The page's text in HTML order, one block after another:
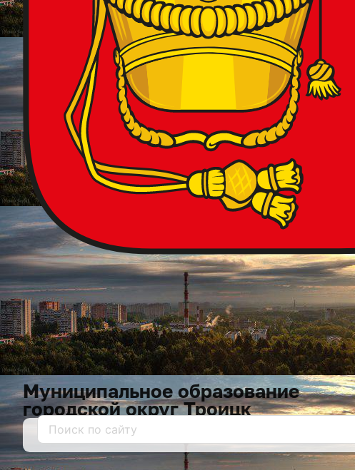
Муниципальное образование
городской округ Троицк